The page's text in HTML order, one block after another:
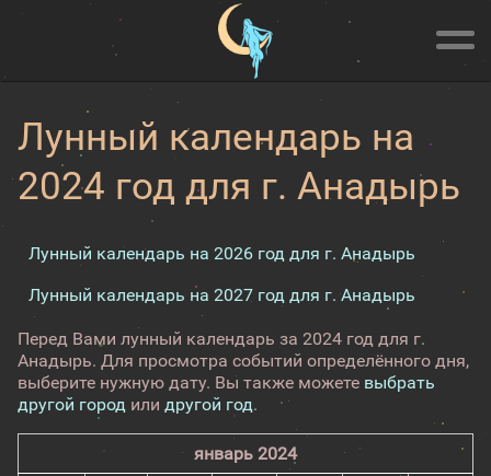
Лунный календарь на
2024 год для г. Анадырь
Лунный календарь на 2026 год для г. Анадырь
Лунный календарь на 2027 год для г. Анадырь
Перед Вами лунный календарь за 2024 год для г.
Анадырь. Для просмотра событий определённого дня,
выберите нужную дату. Вы также можете выбрать
другой город или другой год.
январь 2024